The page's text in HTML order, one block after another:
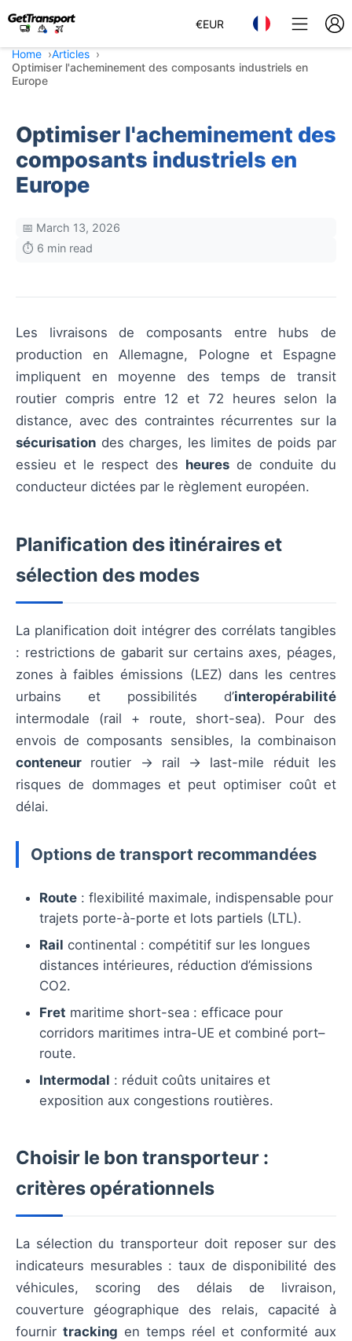
€EUR
Home
Articles
Optimiser l'acheminement des composants industriels en
Europe
Optimiser l'acheminement des
composants industriels en
Europe
📅 March 13, 2026
⏱️ 6 min read
Les livraisons de composants entre hubs de
production en Allemagne, Pologne et Espagne
impliquent en moyenne des temps de transit
routier compris entre 12 et 72 heures selon la
distance, avec des contraintes récurrentes sur la
sécurisation des charges, les limites de poids par
essieu et le respect des heures de conduite du
conducteur dictées par le règlement européen.
Planification des itinéraires et
sélection des modes
La planification doit intégrer des corrélats tangibles
: restrictions de gabarit sur certains axes, péages,
zones à faibles émissions (LEZ) dans les centres
urbains et possibilités d’interopérabilité
intermodale (rail + route, short-sea). Pour des
envois de composants sensibles, la combinaison
conteneur routier → rail → last-mile réduit les
risques de dommages et peut optimiser coût et
délai.
Options de transport recommandées
Route : flexibilité maximale, indispensable pour
trajets porte-à-porte et lots partiels (LTL).
Rail continental : compétitif sur les longues
distances intérieures, réduction d’émissions
CO2.
Fret maritime short-sea : efficace pour
corridors maritimes intra-UE et combiné port–
route.
Intermodal : réduit coûts unitaires et
exposition aux congestions routières.
Choisir le bon transporteur :
critères opérationnels
La sélection du transporteur doit reposer sur des
indicateurs mesurables : taux de disponibilité des
véhicules, scoring des délais de livraison,
couverture géographique des relais, capacité à
fournir tracking en temps réel et conformité aux